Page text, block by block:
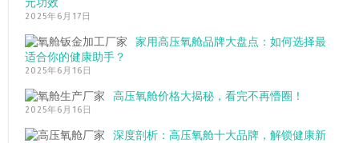
元功效
2025年6月17日
家用高压氧舱品牌大盘点：如何选择最
适合你的健康助手？
2025年6月16日
高压氧舱价格大揭秘，看完不再懵圈！
2025年6月16日
深度剖析：高压氧舱十大品牌，解锁健康新